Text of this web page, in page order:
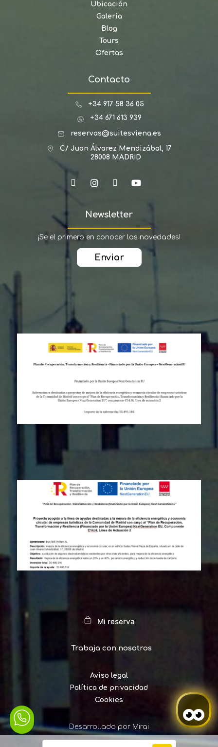
Ubicación
Galería
Blog
Tours
Ofertas
Contacto
+34 917 58 36 05
+34 671 613 939
reservas@suitesviena.es
C/ Juan Álvarez Mendizábal, 17
28008 MADRID
Newsletter
¡Se el primero en conocer las novedades!
Enviar
Mi reserva
Trabaja con nosotros
Aviso legal
Política de privacidad
Cookies
Desarrollado por Mirai